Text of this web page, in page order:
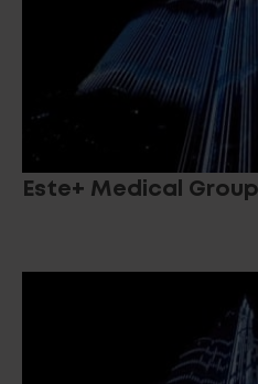
Este+ Medical Group